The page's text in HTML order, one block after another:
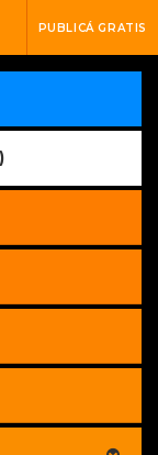
PUBLICÁ GRATIS